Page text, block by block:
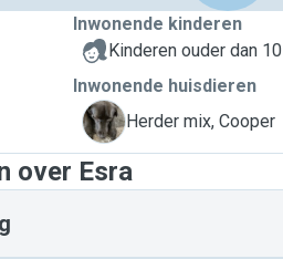
Inwonende kinderen
Kinderen ouder dan 10
Inwonende huisdieren
C
Herder mix, Cooper
over Esra